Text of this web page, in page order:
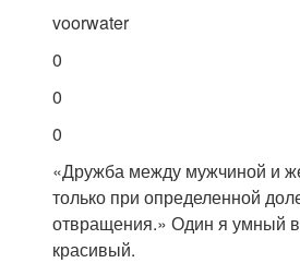
voorwater
0
0
0
«Дружба между мужчиной и
только при определенной
отвращения.» Один я умный
красивый.